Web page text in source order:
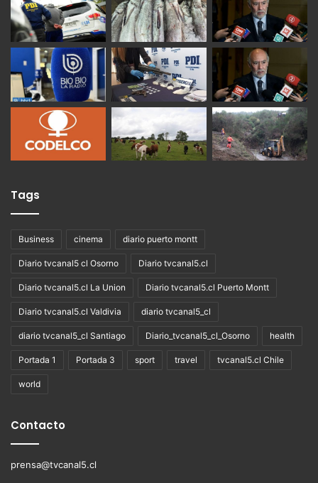
Tags
Business cinema diario puerto montt
Diario tvcanal5 cl Osorno Diario tvcanal5.cl
Diario tvcanal5.cl La Union Diario tvcanal5.cl Puerto Montt
Diario tvcanal5.cl Valdivia diario tvcanal5_cl
diario tvcanal5_cl Santiago Diario_tvcanal5_cl_Osorno health
Portada 1 Portada 3 sport travel tvcanal5.cl Chile
world
Contacto
prensa@tvcanal5.cl